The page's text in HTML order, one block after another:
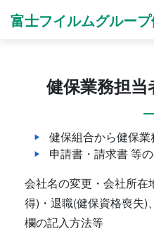
富士フイルムグルー
健保業務担
健保組合から健保
申請書・請求書 等
会社名の変更・会社所在
得)・退職(健保資格喪失)
欄の記入方法等